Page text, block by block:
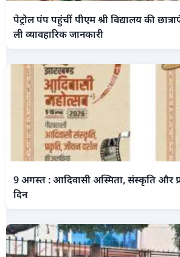
पेट्रोल पंप पहुंचीं पीएम श्री विद्यालय की
ली व्यावहारिक जानकारी
9 अगस्त : आदिवासी अस्मिता, संस्कृति और
दिन